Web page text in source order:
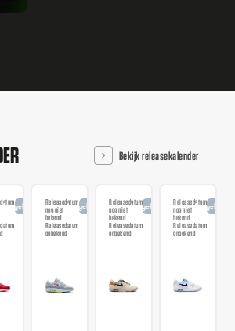
Bekijk releasekalender
AangekondigdReleasedatum
nog niet
bekend
Releasedatum
onbekend
AangekondigdReleasedatum
nog niet
bekend
Releasedatum
onbekend
AangekondigdReleasedatum
nog niet
bekend
Releasedatum
onbekend